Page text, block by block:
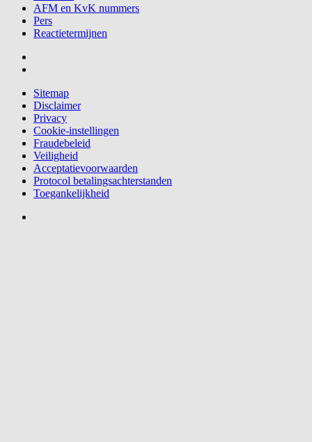
AFM en KvK nummers
Pers
Reactietermijnen
Sitemap
Disclaimer
Privacy
Cookie-instellingen
Fraudebeleid
Veiligheid
Acceptatievoorwaarden
Protocol betalingsachterstanden
Toegankelijkheid